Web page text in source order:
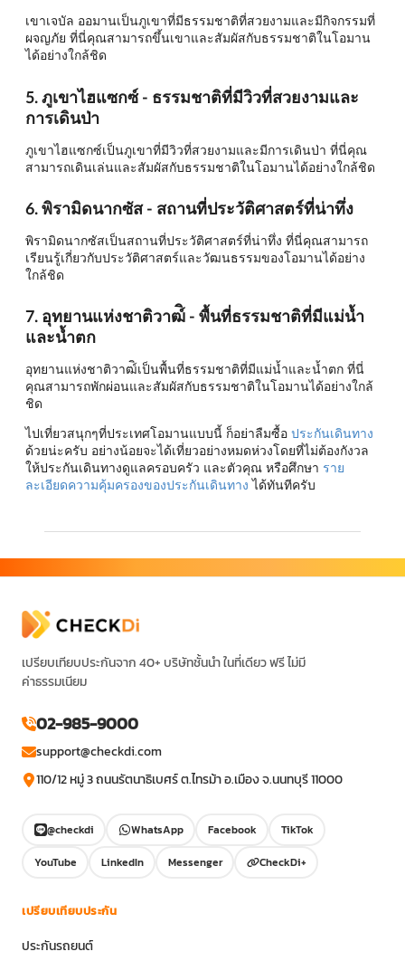
เขาเจบัล ออมานเป็นภูเขาที่มีธรรมชาติที่สวยงามและมีกิจกรรมที่
ผจญภัย ที่นี่คุณสามารถขึ้นเขาและสัมผัสกับธรรมชาติในโอมาน
ได้อย่างใกล้ชิด
5. ภูเขาไฮแซกซ์ - ธรรมชาติที่มีวิวที่สวยงามและ
การเดินป่า
ภูเขาไฮแซกซ์เป็นภูเขาที่มีวิวที่สวยงามและมีการเดินป่า ที่นี่คุณ
สามารถเดินเล่นและสัมผัสกับธรรมชาติในโอมานได้อย่างใกล้ชิด
6. พิรามิดนากซัส - สถานที่ประวัติศาสตร์ที่น่าทึ่ง
พิรามิดนากซัสเป็นสถานที่ประวัติศาสตร์ที่น่าทึ่ง ที่นี่คุณสามารถ
เรียนรู้เกี่ยวกับประวัติศาสตร์และวัฒนธรรมของโอมานได้อย่าง
ใกล้ชิด
7. อุทยานแห่งชาติวาฒ์ิ - พื้นที่ธรรมชาติที่มีแม่น้ำ
และน้ำตก
อุทยานแห่งชาติวาฒ์ิเป็นพื้นที่ธรรมชาติที่มีแม่น้ำและน้ำตก ที่นี่
คุณสามารถพักผ่อนและสัมผัสกับธรรมชาติในโอมานได้อย่างใกล้
ชิด
ไปเที่ยวสนุกๆที่ประเทศโอมานแบบนี้ ก็อย่าลืมซื้อ ประกันเดินทาง
ด้วยน่ะครับ อย่างน้อยจะได้เที่ยวอย่างหมดห่วงโดยที่ไม่ต้องกังวล
ให้ประกันเดินทางดูแลครอบครัว และตัวคุณ หรือศึกษา ราย
ละเอียดความคุ้มครองของประกันเดินทาง ได้ทันทีครับ
เปรียบเทียบประกันจาก 40+ บริษัทชั้นนำ ในที่เดียว ฟรี ไม่มี
ค่าธรรมเนียม
02-985-9000
support@checkdi.com
110/12 หมู่ 3 ถนนรัตนาธิเบศร์ ต.ไทรม้า อ.เมือง จ.นนทบุรี 11000
@checkdi WhatsApp Facebook
TikTok
YouTube
LinkedIn Messenger CheckDi+
เปรียบเทียบประกัน
ประกันรถยนต์